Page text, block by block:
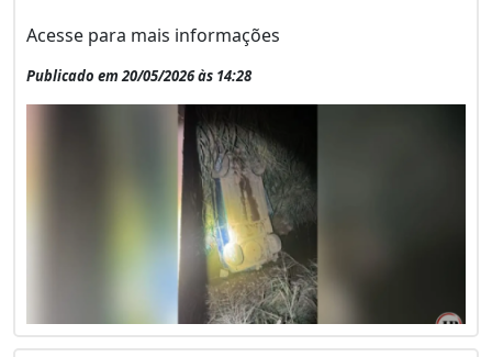
Acesse para mais informações
Publicado em 20/05/2026 às 14:28